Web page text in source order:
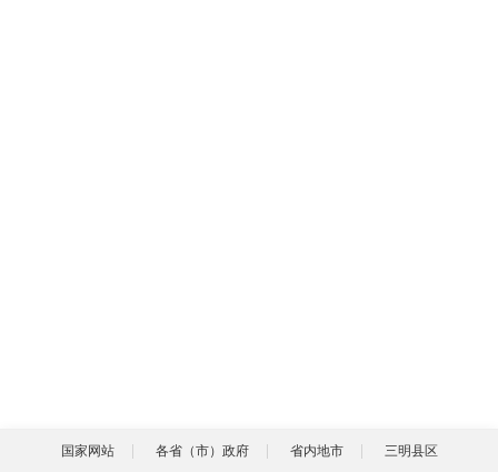
国家网站 各省（市）政府 省内地市 三明县区